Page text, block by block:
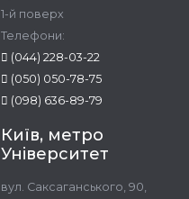
1-й поверх
Телефони:
(044) 228-03-22
(050) 050-78-75
(098) 636-89-79
Київ, метро
Університет
вул. Саксаганського, 90,